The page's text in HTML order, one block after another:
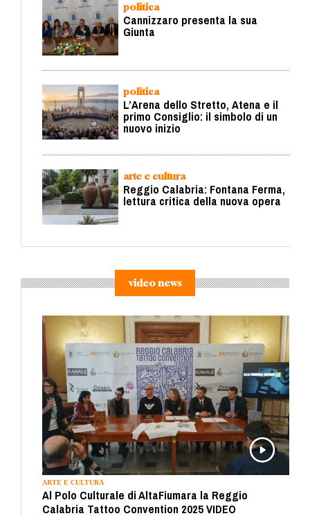
politica
Cannizzaro presenta la sua
Giunta
politica
L’Arena dello Stretto, Atena e il
primo Consiglio: il simbolo di un
nuovo inizio
arte e cultura
Reggio Calabria: Fontana Ferma,
lettura critica della nuova opera
video news
ARTE E CULTURA
Al Polo Culturale di AltaFiumara la Reggio
Calabria Tattoo Convention 2025 VIDEO